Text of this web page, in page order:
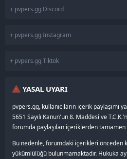
+ pvpers.gg Discord
+ pvpers.gg Instagram
+ pvpers.gg Tiktok
YASAL UYARI
pvpers.gg, kullanıcıların içerik paylaşımı
5651 Sayılı Kanun'un 8. Maddesi ve
forumda paylaşılan içeriklerden tamamen
Bu nedenle, forumdaki içerikleri önceden
yükümlülüğü bulunmamaktadır. Hukuka